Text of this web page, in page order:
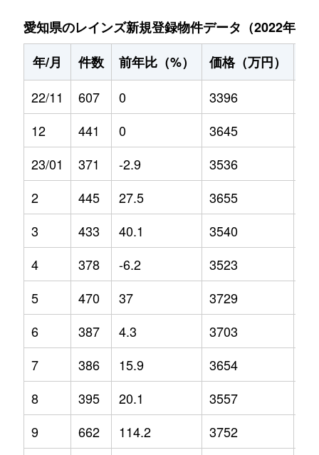
愛知県のレインズ新規登録物件データ（2022年11
年/月
件数 前年比（%） 価格（万円）
22/11
607 0 3396
12
441 0 3645
23/01
371 -2.9 3536
2
445 27.5 3655
3
433 40.1 3540
4
378 -6.2 3523
5
470 37 3729
6
387 4.3 3703
7
386 15.9 3654
8
395 20.1 3557
9
662 114.2 3752